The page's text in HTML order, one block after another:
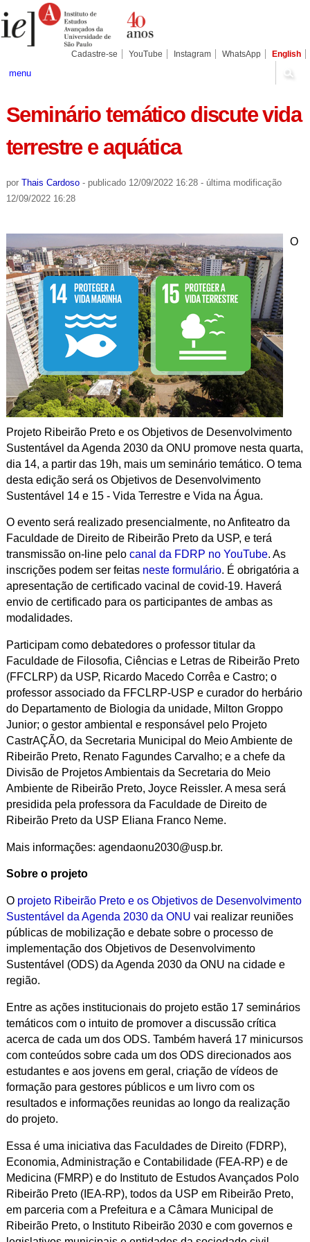
para
conteúdo.
Pessoais
Cadastre-se YouTube Instagram WhatsApp English
menu
Seminário temático discute vida
terrestre e aquática
por Thais Cardoso - publicado12/09/2022 16:28 - última modificação
12/09/2022 16:28
O
Projeto Ribeirão Preto e os Objetivos de Desenvolvimento
Sustentável da Agenda 2030 da ONU promove nesta quarta,
dia 14, a partir das 19h, mais um seminário temático. O tema
desta edição será os Objetivos de Desenvolvimento
Sustentável 14 e 15 - Vida Terrestre e Vida na Água.
O evento será realizado presencialmente, no Anfiteatro da
Faculdade de Direito de Ribeirão Preto da USP, e terá
transmissão on-line pelo canal da FDRP no YouTube. As
inscrições podem ser feitas neste formulário. É obrigatória a
apresentação de certificado vacinal de covid-19. Haverá
envio de certificado para os participantes de ambas as
modalidades.
Participam como debatedores o professor titular da
Faculdade de Filosofia, Ciências e Letras de Ribeirão Preto
(FFCLRP) da USP, Ricardo Macedo Corrêa e Castro; o
professor associado da FFCLRP-USP e curador do herbário
do Departamento de Biologia da unidade, Milton Groppo
Junior; o gestor ambiental e responsável pelo Projeto
CastrAÇÃO, da Secretaria Municipal do Meio Ambiente de
Ribeirão Preto, Renato Fagundes Carvalho; e a chefe da
Divisão de Projetos Ambientais da Secretaria do Meio
Ambiente de Ribeirão Preto, Joyce Reissler. A mesa será
presidida pela professora da Faculdade de Direito de
Ribeirão Preto da USP Eliana Franco Neme.
Mais informações: agendaonu2030@usp.br.
Sobre o projeto
O projeto Ribeirão Preto e os Objetivos de Desenvolvimento
Sustentável da Agenda 2030 da ONU vai realizar reuniões
públicas de mobilização e debate sobre o processo de
implementação dos Objetivos de Desenvolvimento
Sustentável (ODS) da Agenda 2030 da ONU na cidade e
região.
Entre as ações institucionais do projeto estão 17 seminários
temáticos com o intuito de promover a discussão crítica
acerca de cada um dos ODS. Também haverá 17 minicursos
com conteúdos sobre cada um dos ODS direcionados aos
estudantes e aos jovens em geral, criação de vídeos de
formação para gestores públicos e um livro com os
resultados e informações reunidas ao longo da realização
do projeto.
Essa é uma iniciativa das Faculdades de Direito (FDRP),
Economia, Administração e Contabilidade (FEA-RP) e de
Medicina (FMRP) e do Instituto de Estudos Avançados Polo
Ribeirão Preto (IEA-RP), todos da USP em Ribeirão Preto,
em parceria com a Prefeitura e a Câmara Municipal de
Ribeirão Preto, o Instituto Ribeirão 2030 e com governos e